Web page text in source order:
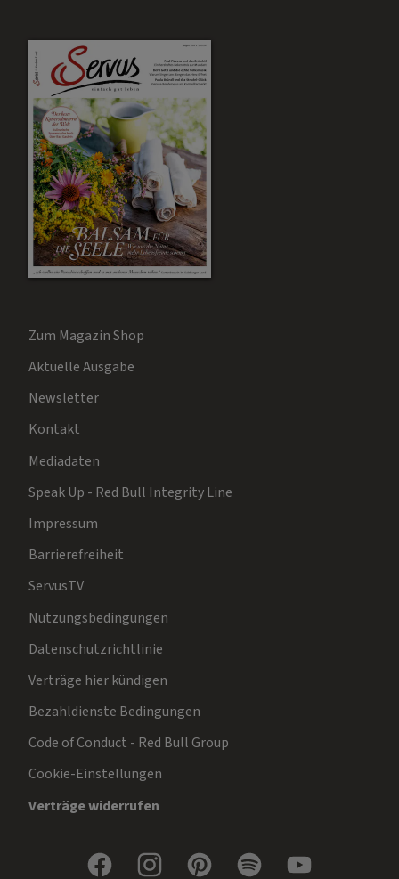
Zum Magazin Shop
Aktuelle Ausgabe
Newsletter
Kontakt
Mediadaten
Speak Up - Red Bull Integrity Line
Impressum
Barrierefreiheit
ServusTV
Nutzungsbedingungen
Datenschutzrichtlinie
Verträge hier kündigen
Bezahldienste Bedingungen
Code of Conduct - Red Bull Group
Cookie-Einstellungen
Verträge widerrufen